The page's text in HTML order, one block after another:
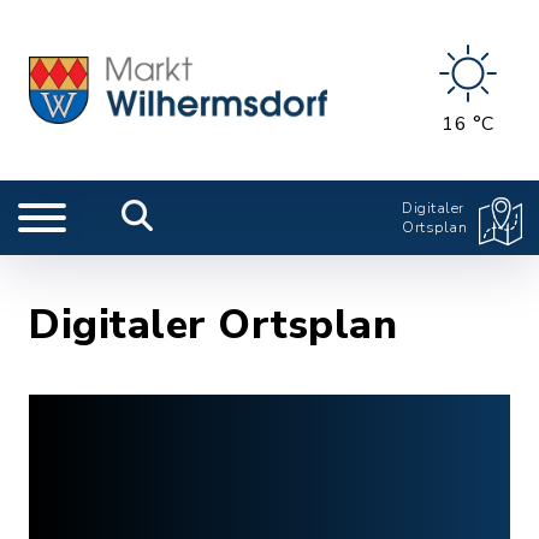
16 °C
Digitaler
Ortsplan
Digitaler Ortsplan